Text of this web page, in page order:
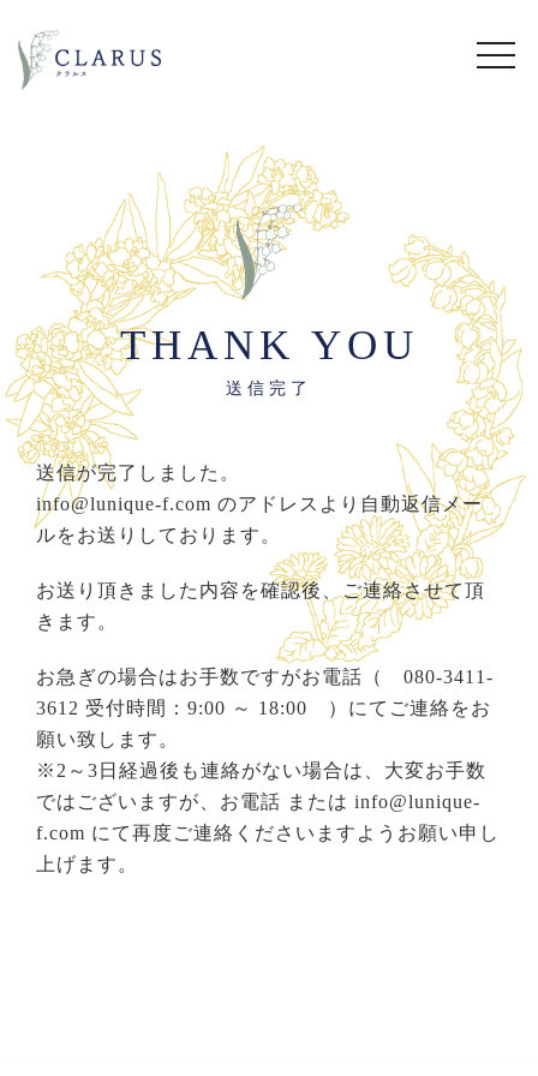
THANK YOU
送信完了
送信が完了しました。
info@lunique-f.com のアドレスより自動返信メー
ルをお送りしております。
お送り頂きました内容を確認後、ご連絡させて頂
きます。
お急ぎの場合はお手数ですがお電話（ 080-3411-
3612 受付時間：9:00 ～ 18:00 ）にてご連絡をお
願い致します。
※2～3日経過後も連絡がない場合は、大変お手数
ではございますが、お電話 または info@lunique-
f.com にて再度ご連絡くださいますようお願い申し
上げます。